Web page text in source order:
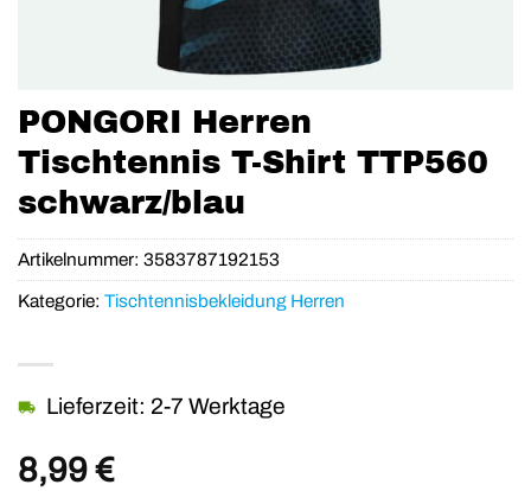
PONGORI Herren
Tischtennis T-Shirt TTP560
schwarz/blau
8,99€
Lieferzeit: 2-7 Werktage
Artikelnummer: 3583787192153
Kategorie: Tischtennisbekleidung Herren